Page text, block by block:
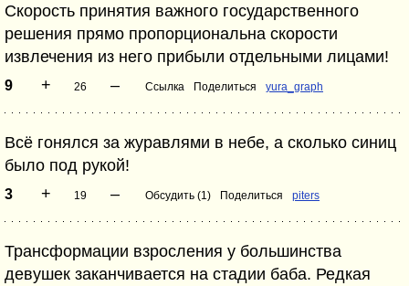
Скорость принятия важного государственного
решения прямо пропорциональна скорости
извлечения из него прибыли отдельными лицами!
9 + 26 – Ссылка Поделиться yura_graph
Всё гонялся за журавлями в небе, а сколько синиц
было под рукой!
3 + 19 – Обсудить (1) Поделиться piters
Трансформации взросления у большинства
девушек заканчивается на стадии баба. Редкая